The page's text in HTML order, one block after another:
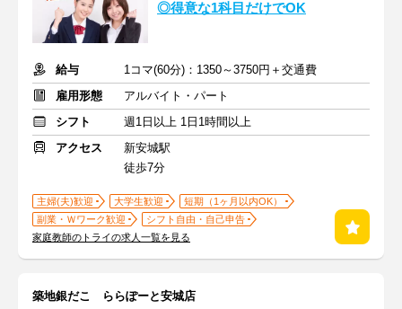
◎得意な1科目だけでOK
給与
1コマ(60分)：1350～3750円＋交通費
雇用形態
アルバイト・パート
シフト
週1日以上 1日1時間以上
アクセス
新安城駅
徒歩7分
主婦(夫)歓迎 大学生歓迎
短期（1ヶ月以内OK）
副業・Ｗワーク歓迎
シフト自由・自己申告
家庭教師のトライの求人一覧を見る
築地銀だこ ららぽーと安城店